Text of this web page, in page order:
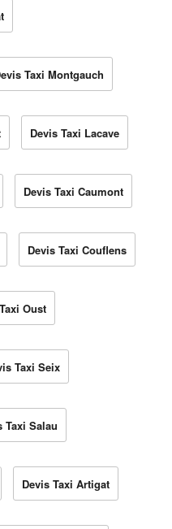
Taxi Montgauch
Devis Taxi Lacave
Devis Taxi Caumont
Devis Taxi Couflens
Oust
Taxi Seix
Taxi Salau
Devis Taxi Artigat